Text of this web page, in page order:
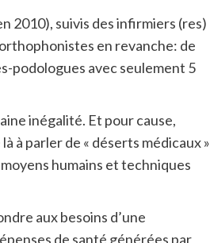
2010), suivis des infirmiers (res)
en revanche: de
podologues avec seulement 5
inégalité. Et pour cause,
à parler de « déserts médicaux »
humains et techniques
aux besoins d’une
de santé générées par